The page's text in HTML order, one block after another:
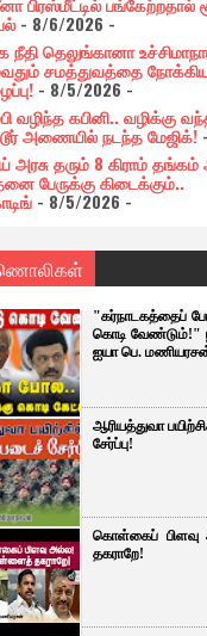
- 8/6/2026 -
நீதி தெலுங்கானா
சமத்துவத்தை
- 8/5/2026 -
வழிந்த கபினி.. வழிக்கு
அணையில் நடந்த மேஜிக்!
அரசு தரும் 8 கிராம்
பேருக்கு கிடைக்கும்..
- 8/5/2026 -
"கர்நாடகத்தைப்
கொடி வேண்டும்!"
ஐயா பெ.
ஆரியத்துவா
சேர்ப்பு!
கொள்கைப்
தகராறே!